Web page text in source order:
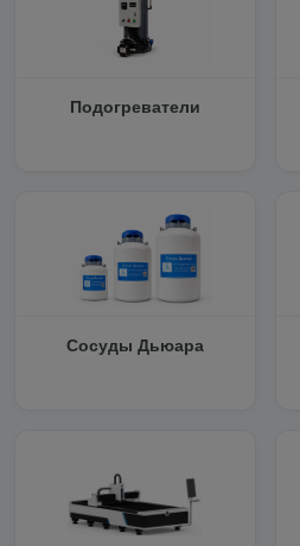
Подогреватели
Сосуды Дьюара